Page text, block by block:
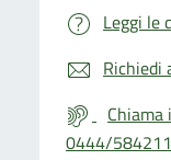
Leggi le
Richiedi
0444/584211